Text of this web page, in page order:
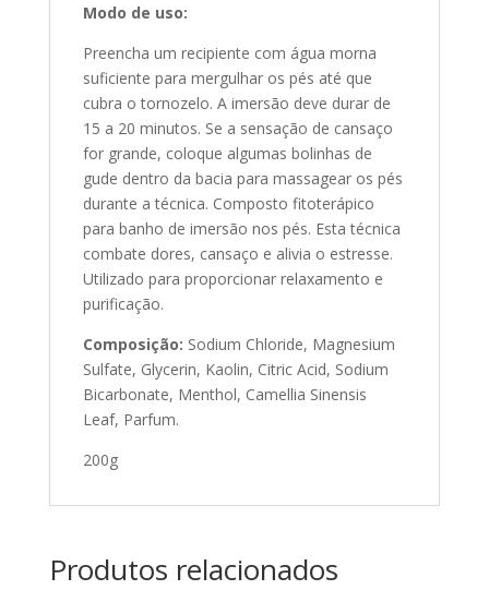
Modo de uso:
Preencha um recipiente com água morna
suficiente para mergulhar os pés até que
cubra o tornozelo. A imersão deve durar de
15 a 20 minutos. Se a sensação de cansaço
for grande, coloque algumas bolinhas de
gude dentro da bacia para massagear os pés
durante a técnica. Composto fitoterápico
para banho de imersão nos pés. Esta técnica
combate dores, cansaço e alivia o estresse.
Utilizado para proporcionar relaxamento e
purificação.
Composição: Sodium Chloride, Magnesium
Sulfate, Glycerin, Kaolin, Citric Acid, Sodium
Bicarbonate, Menthol, Camellia Sinensis
Leaf, Parfum.
200g
Produtos relacionados